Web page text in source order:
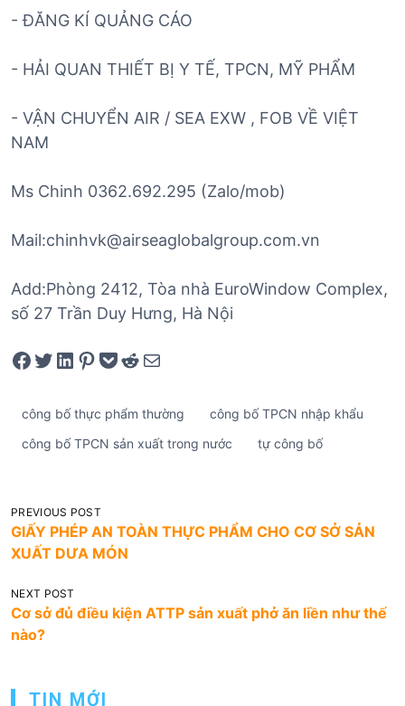
- ĐĂNG KÍ QUẢNG CÁO
- HẢI QUAN THIẾT BỊ Y TẾ, TPCN, MỸ PHẨM
- VẬN CHUYỂN AIR / SEA EXW , FOB VỀ VIỆT
NAM
Ms Chinh 0362.692.295 (Zalo/mob)
Mail:chinhvk@airseaglobalgroup.com.vn
Add:Phòng 2412, Tòa nhà EuroWindow Complex,
số 27 Trần Duy Hưng, Hà Nội
Share on Facebook Tweet on Twitter Share on LinkedIn Pin on Pinterest Save to pocket Share on Reddit Share via Email
công bố thực phẩm thường
công bố TPCN nhập khẩu
công bố TPCN sản xuất trong nước
tự công bố
Đ
i
u
h
PREVIOUS POST
GIẤY PHÉP AN TOÀN THỰC PHẨM CHO CƠ SỞ SẢN
XUẤT DƯA MÓN
NEXT POST
Cơ sở đủ điều kiện ATTP sản xuất phở ăn liền như thế
nào?
TIN MỚI